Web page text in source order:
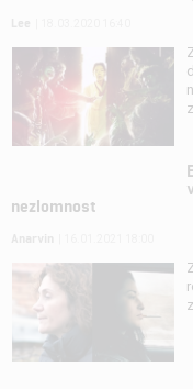
nezlomnost